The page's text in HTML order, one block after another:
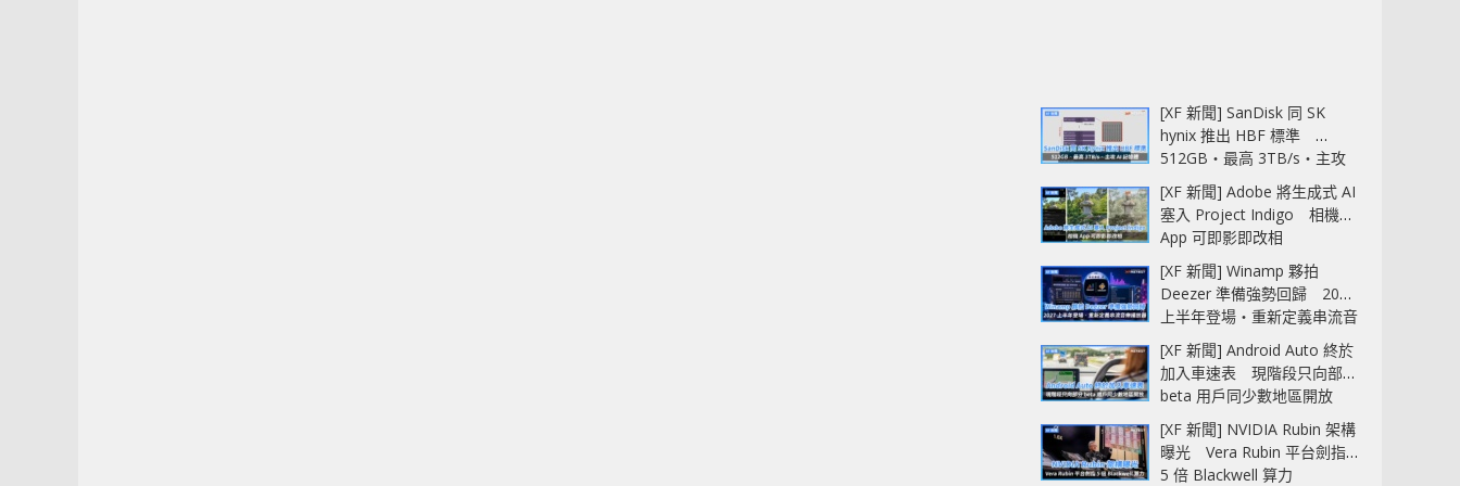
[XF 新聞] SanDisk 同 SK
hynix 推出 HBF 標準
512GB‧最高 3TB/s‧主攻
AI 記憶體
[XF 新聞] Adobe 將生成式 AI
塞入 Project Indigo 相機
App 可即影即改相
[XF 新聞] Winamp 夥拍
Deezer 準備強勢回歸 2027
上半年登場‧重新定義串流音
樂播放器
[XF 新聞] Android Auto 終於
加入車速表 現階段只向部分
beta 用戶同少數地區開放
[XF 新聞] NVIDIA Rubin 架構
曝光 Vera Rubin 平台劍指
5 倍 Blackwell 算力